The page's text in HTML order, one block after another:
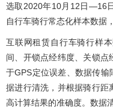
选取2020年10月12日—16
自行车骑行常态化样本数据
互联网租赁自行车骑行样
间、开锁点经纬度、关锁点
于GPS定位误差、数据传
据进行清洗，并根据骑行距
高计算结果的准确度。数据